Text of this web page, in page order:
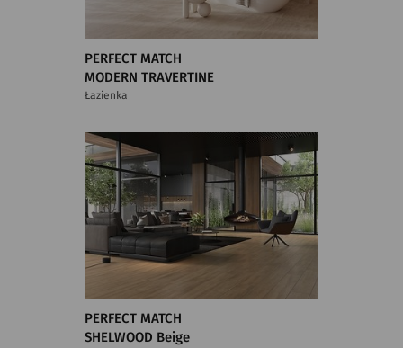
PERFECT MATCH
MODERN TRAVERTINE
Łazienka
PERFECT MATCH
SHELWOOD Beige